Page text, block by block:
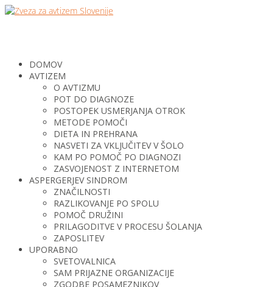
DOMOV
AVTIZEM
O AVTIZMU
POT DO DIAGNOZE
POSTOPEK USMERJANJA OTROK
METODE POMOČI
DIETA IN PREHRANA
NASVETI ZA VKLJUČITEV V ŠOLO
KAM PO POMOČ PO DIAGNOZI
ZASVOJENOST Z INTERNETOM
ASPERGERJEV SINDROM
ZNAČILNOSTI
RAZLIKOVANJE PO SPOLU
POMOČ DRUŽINI
PRILAGODITVE V PROCESU ŠOLANJA
ZAPOSLITEV
UPORABNO
SVETOVALNICA
SAM PRIJAZNE ORGANIZACIJE
ZGODBE POSAMEZNIKOV